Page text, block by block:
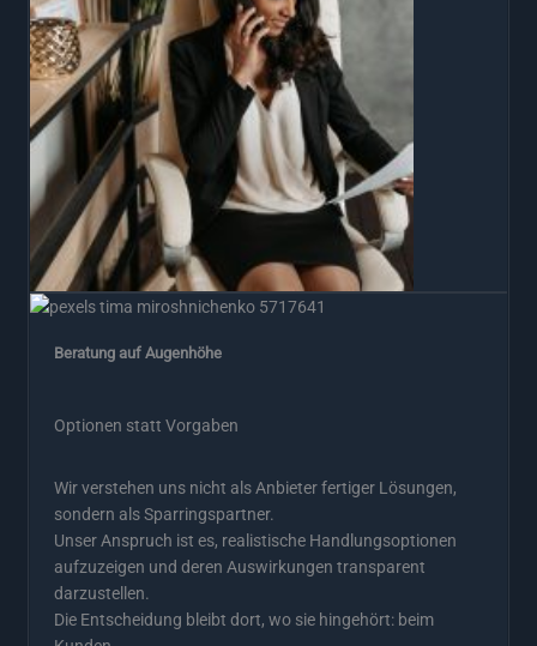
Beratung auf Augenhöhe
Optionen statt Vorgaben
Wir verstehen uns nicht als Anbieter fertiger Lösungen,
sondern als Sparringspartner.
Unser Anspruch ist es, realistische Handlungsoptionen
aufzuzeigen und deren Auswirkungen transparent
darzustellen.
Die Entscheidung bleibt dort, wo sie hingehört: beim